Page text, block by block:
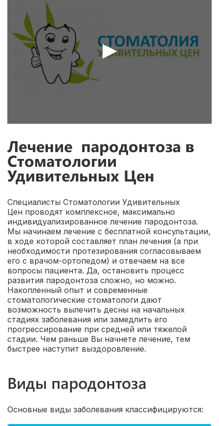
►
Лечение пародонтоза в
Стоматологии
Удивительных Цен
Специалисты Стоматологии Удивительных
Цен проводят комплексное, максимально
индивидуализированное лечение пародонтоза.
Мы начинаем лечение с бесплатной консультации,
в ходе которой составляет план лечения (а при
необходимости протезирования согласовываем
его с врачом-ортопедом) и отвечаем на все
вопросы пациента. Да, остановить процесс
развития пародонтоза сложно, но можно.
Накопленный опыт и современные
стоматологические стоматологи дают
возможность вылечить десны на начальных
стадиях заболевания или замедлить его
прогрессирование при средней или тяжелой
стадии. Чем раньше Вы начнете лечение, тем
быстрее наступит выздоровление.
Виды пародонтоза
Основные виды заболевания классифицируются: